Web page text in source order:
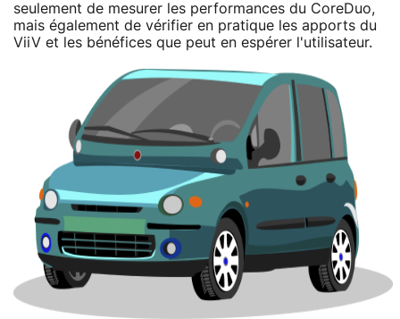
seulement de mesurer les performances du CoreDuo,
mais également de vérifier en pratique les apports du
ViiV et les bénéfices que peut en espérer l'utilisateur.